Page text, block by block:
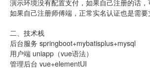
演示环境没有配置支付，如果自己注册的话
如果自己注册师傅端，正常实名认证也是需
二、技术栈
后台服务 springboot+mybatisplus+mysql
用户端 uniapp（vue语法）
管理后台 vue+elementUI